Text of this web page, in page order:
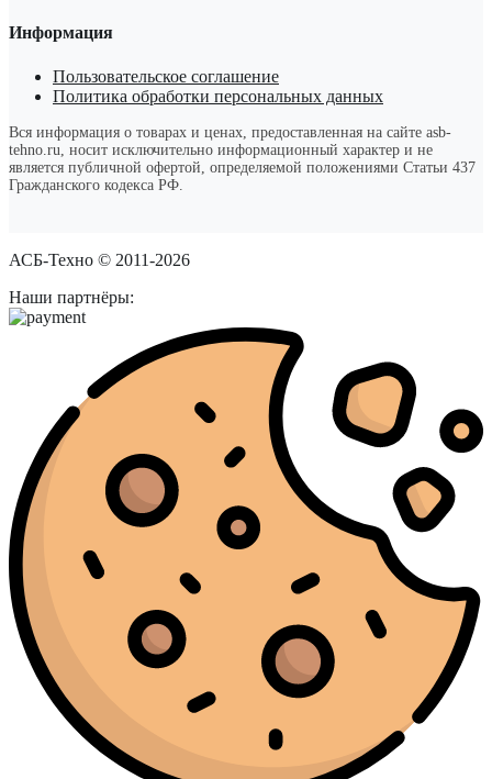
Информация
Пользовательское соглашение
Политика обработки персональных данных
Вся информация о товарах и ценах, предоставленная на сайте asb-
tehno.ru, носит исключительно информационный характер и не
является публичной офертой, определяемой положениями Статьи 437
Гражданского кодекса РФ.
АСБ-Техно © 2011-2026
Наши партнёры: